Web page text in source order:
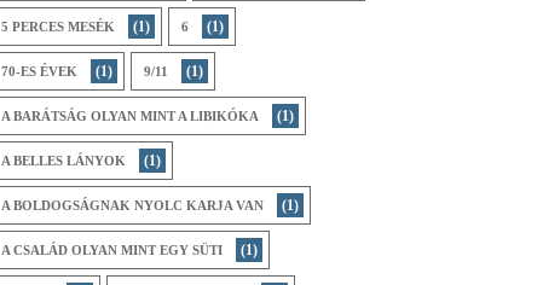
5 PERCES MESÉK (1) 6 (1)
70-ES ÉVEK (1) 9/11 (1)
A BARÁTSÁG OLYAN MINT A LIBIKÓKA (1)
A BELLES LÁNYOK (1)
A BOLDOGSÁGNAK NYOLC KARJA VAN (1)
A CSALÁD OLYAN MINT EGY SÜTI (1)